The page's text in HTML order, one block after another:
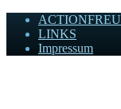
LINKS
Impressum